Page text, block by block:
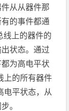
从从器件那
的事件都通
线上的器件的
状态。通过
都为高电平状
上的所有器件
电平状态，从
。